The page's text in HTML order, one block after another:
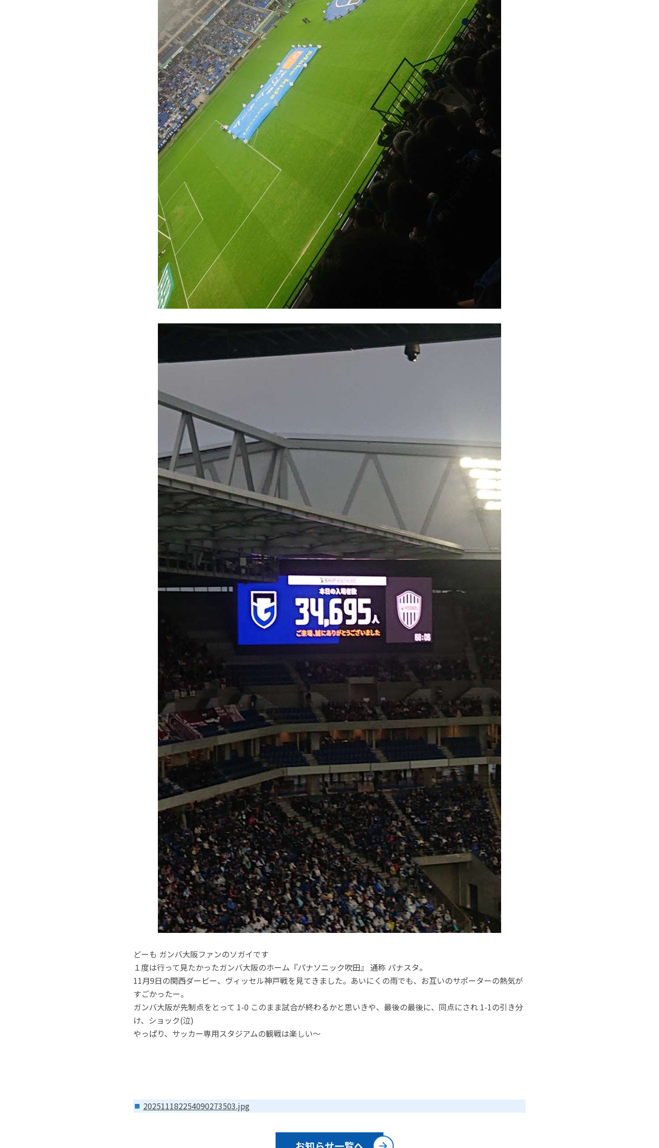
どーも ガンバ大阪ファンのソガイです
１度は行って見たかったガンバ大阪のホーム『パナソニック吹田』 通称 パナスタ。
11月9日の関西ダービー、ヴィッセル神戸戦を見てきました。あいにくの雨でも、お互いのサポーターの熱気が
すごかったー。
ガンバ大阪が先制点をとって 1-0 このまま試合が終わるかと思いきや、最後の最後に、同点にされ 1-1の引き分
け、ショック(泣)
やっぱり、サッカー専用スタジアムの観戦は楽しい～
202511182254090273503.jpg